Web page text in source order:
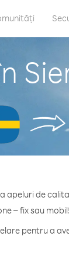
apeluri de
– fix sau
pentru a